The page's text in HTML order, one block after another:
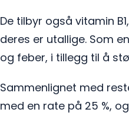
De tilbyr også vitamin
deres er utallige. Som
og feber, i tillegg til å
Sammenlignet med
med en rate på 25 %,